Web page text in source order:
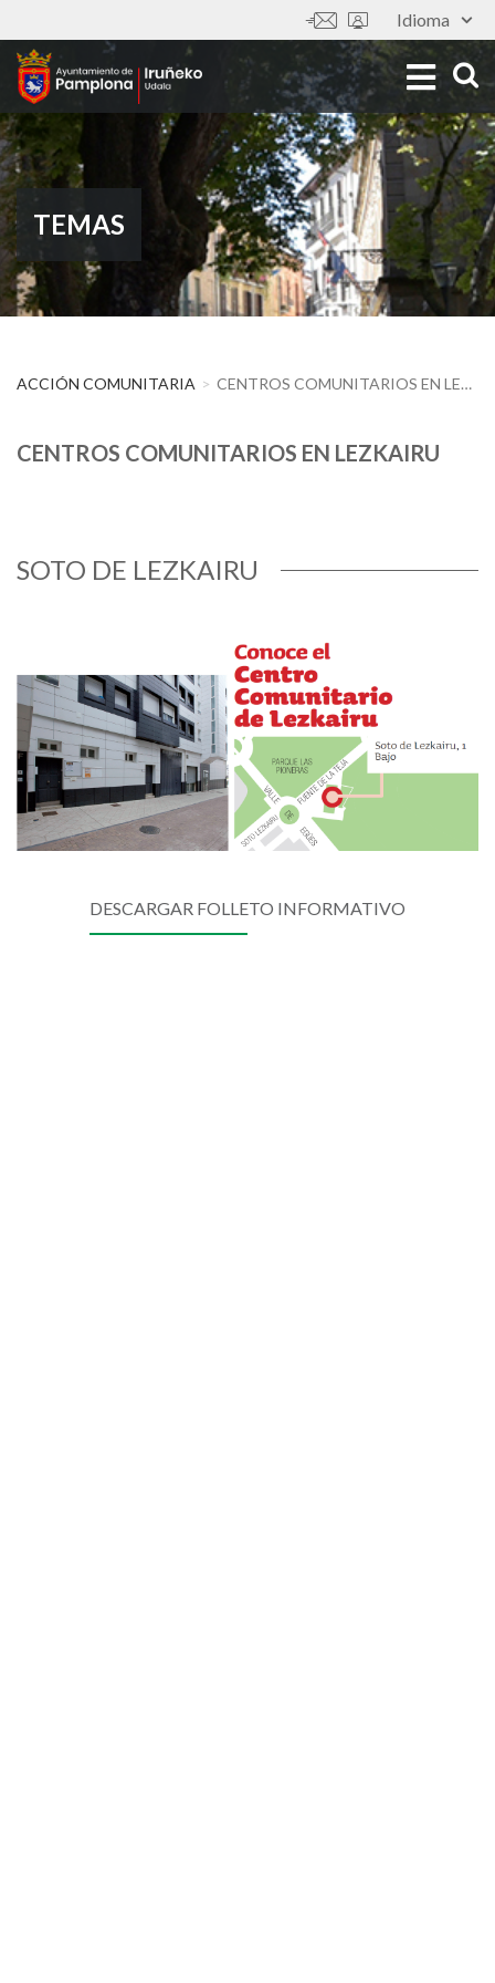
al
contenido
principal
Idioma
Tools
TEMAS
ACCIÓN COMUNITARIA CENTROS COMUNITARIOS EN LEZKAIRU
CENTROS COMUNITARIOS EN LEZKAIRU
SOTO DE LEZKAIRU
DESCARGAR FOLLETO INFORMATIVO